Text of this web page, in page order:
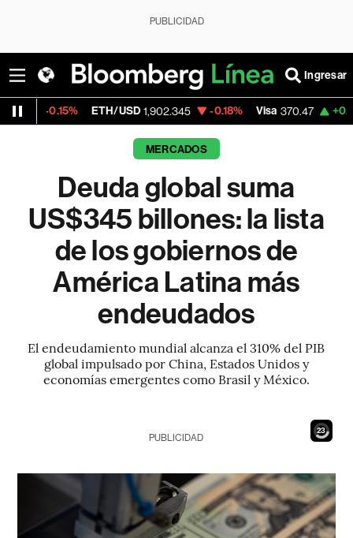
PUBLICIDAD
Ingresar
ETH/USD 1,902.345 -0.18% Visa 370.47 +0.52%
MERCADOS
Deuda global suma
US$345 billones: la lista
de los gobiernos de
América Latina más
endeudados
El endeudamiento mundial alcanza el 310% del PIB
global impulsado por China, Estados Unidos y
economías emergentes como Brasil y México.
21
PUBLICIDAD